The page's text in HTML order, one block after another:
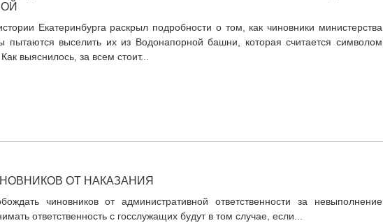
Екатеринбурга раскрыл подробности о том, как чиновники министерства
пытаются выселить их из Водонапорной башни, которая считается символом
выяснилось, за всем стоит...
ОТ НАКАЗАНИЯ
чиновников от административной ответственности за невыполнение
ответственность с госслужащих будут в том случае, если...